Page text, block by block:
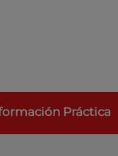
Práctica